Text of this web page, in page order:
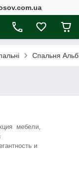
Спальня
мебели,
и